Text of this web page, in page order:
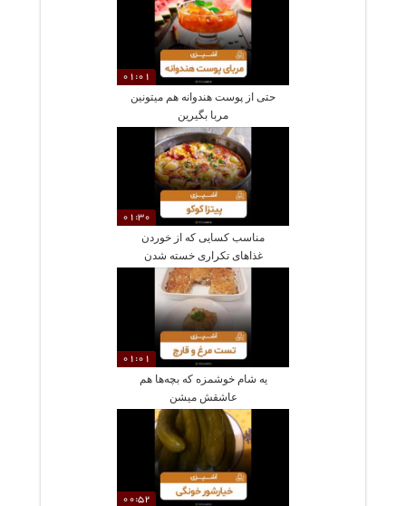
01:01
حتی از پوست هندوانه هم میتونین
مربا بگیرین
01:30
مناسب کسایی که از خوردن
غذاهای تکراری خسته شدن
01:01
یه شام خوشمزه که بچه‌ها هم
عاشقش میشن
00:52